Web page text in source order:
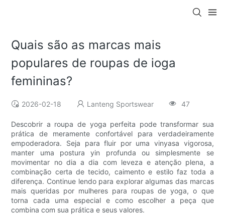
Quais são as marcas mais
populares de roupas de ioga
femininas?
2026-02-18 Lanteng Sportswear 47
Descobrir a roupa de yoga perfeita pode transformar sua
prática de meramente confortável para verdadeiramente
empoderadora. Seja para fluir por uma vinyasa vigorosa,
manter uma postura yin profunda ou simplesmente se
movimentar no dia a dia com leveza e atenção plena, a
combinação certa de tecido, caimento e estilo faz toda a
diferença. Continue lendo para explorar algumas das marcas
mais queridas por mulheres para roupas de yoga, o que
torna cada uma especial e como escolher a peça que
combina com sua prática e seus valores.